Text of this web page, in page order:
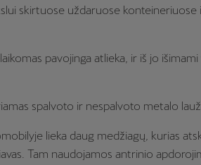
skirtuose uždaruose konteineriuose
pavojinga atlieka, ir iš jo
spalvoto ir nespalvoto metalo
lieka daug medžiagų, kurias
Tam naudojamos antrinio